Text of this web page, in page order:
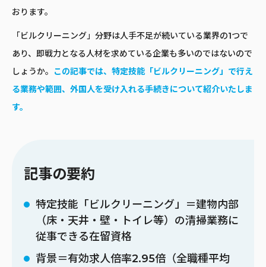
おります。
「ビルクリーニング」分野は人手不足が続いている業界の1つで
あり、即戦力となる人材を求めている企業も多いのではないので
しょうか。
この記事では、特定技能「ビルクリーニング」で行え
る業務や範囲、外国人を受け入れる手続きについて紹介いたしま
す。
記事の要約
特定技能「ビルクリーニング」＝建物内部
（床・天井・壁・トイレ等）の清掃業務に
従事できる在留資格
背景＝有効求人倍率2.95倍（全職種平均